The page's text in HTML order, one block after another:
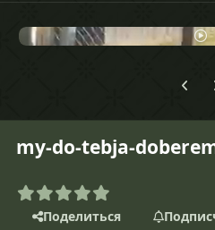
my-do-tebja-
Поделиться